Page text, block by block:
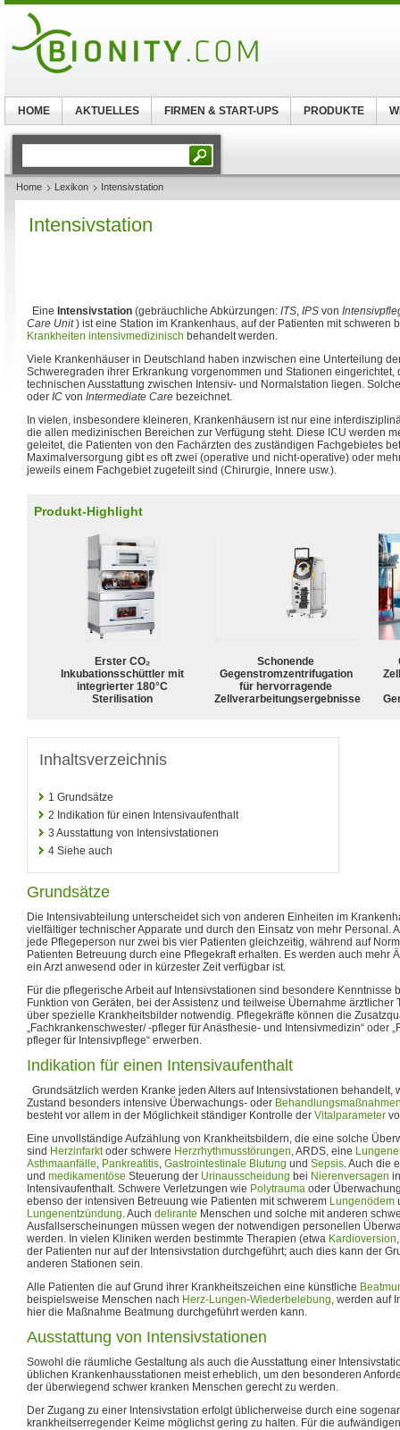
Home Lexikon Intensivstation
Intensivstation
Eine Intensivstation (gebräuchliche Abkürzungen: ITS, IPS von
Care Unit) ist eine Station im Krankenhaus, auf der Patienten mit schweren
Krankheiten intensivmedizinisch behandelt werden.
Viele Krankenhäuser in Deutschland haben inzwischen eine Unterteilung
Schweregraden ihrer Erkrankung vorgenommen und Stationen
technischen Ausstattung zwischen Intensiv- und Normalstation liegen.
oder IC von Intermediate Care bezeichnet.
In vielen, insbesondere kleineren, Krankenhäusern ist nur eine
die allen medizinischen Bereichen zur Verfügung steht. Diese ICU werden
geleitet, die Patienten von den Fachärzten des zuständigen Fachgebietes
Maximalversorgung gibt es oft zwei (operative und nicht-operative) oder
jeweils einem Fachgebiet zugeteilt sind (Chirurgie, Innere usw.).
Produkt-Highlight
Erster CO₂
Inkubationsschüttler mit
integrierter 180°C
Sterilisation
Schonende
Gegenstromzentrifugation
für hervorragende
Zellverarbeitungsergebnisse
Inhaltsverzeichnis
1 Grundsätze
2 Indikation für einen Intensivaufenthalt
3 Ausstattung von Intensivstationen
4 Siehe auch
Grundsätze
Die Intensivabteilung unterscheidet sich von anderen Einheiten im
vielfältiger technischer Apparate und durch den Einsatz von mehr Personal.
jede Pflegeperson nur zwei bis vier Patienten gleichzeitig, während auf
Patienten Betreuung durch eine Pflegekraft erhalten. Es werden auch mehr
ein Arzt anwesend oder in kürzester Zeit verfügbar ist.
Für die pflegerische Arbeit auf Intensivstationen sind besondere Kenntnisse
Funktion von Geräten, bei der Assistenz und teilweise Übernahme ärztlicher
über spezielle Krankheitsbilder notwendig. Pflegekräfte können die
„Fachkrankenschwester/ -pfleger für Anästhesie- und Intensivmedizin“ oder
pfleger für Intensivpflege“ erwerben.
Indikation für einen Intensivaufenthalt
Grundsätzlich werden Kranke jeden Alters auf Intensivstationen behandelt,
Zustand besonders intensive Überwachungs- oder
besteht vor allem in der Möglichkeit ständiger Kontrolle der Vitalparameter
Eine unvollständige Aufzählung von Krankheitsbildern, die eine solche
sind Herzinfarktoder schwere Herzrhythmusstörungen, ARDS, eine
Asthmaanfälle, Pankreatitis, Gastrointestinale Blutung und Sepsis. Auch die
und medikamentöse Steuerung der Urinausscheidung bei Nierenversagen
Intensivaufenthalt. Schwere Verletzungen wie Polytrauma oder
ebenso der intensiven Betreuung wie Patienten mit schwerem Lungenödem
Lungenentzündung. Auch delirante Menschen und solche mit anderen
Ausfallserscheinungen müssen wegen der notwendigen personellen
werden. In vielen Kliniken werden bestimmte Therapien (etwa Kardioversion
der Patienten nur auf der Intensivstation durchgeführt; auch dies kann der
anderen Stationen sein.
Alle Patienten die auf Grund ihrer Krankheitszeichen eine künstliche
beispielsweise Menschen nach Herz-Lungen-Wiederbelebung, werden auf
hier die Maßnahme Beatmung durchgeführt werden kann.
Ausstattung von Intensivstationen
Sowohl die räumliche Gestaltung als auch die Ausstattung einer
üblichen Krankenhausstationen meist erheblich, um den besonderen
der überwiegend schwer kranken Menschen gerecht zu werden.
Der Zugang zu einer Intensivstation erfolgt üblicherweise durch eine
krankheitserregender Keime möglichst gering zu halten. Für die
HOME AKTUELLES FIRMEN & START-UPS PRODUKTE